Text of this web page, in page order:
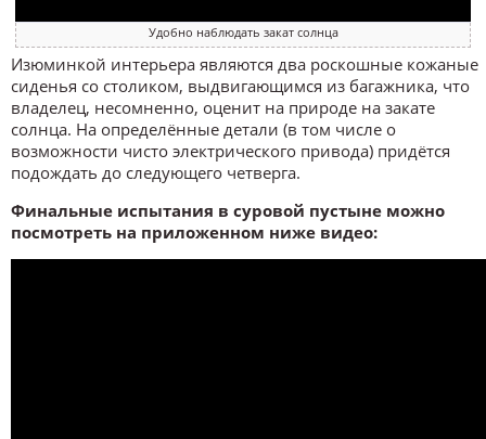
Удобно наблюдать закат солнца
Изюминкой интерьера являются два роскошные кожаные
сиденья со столиком, выдвигающимся из багажника, что
владелец, несомненно, оценит на природе на закате
солнца. На определённые детали (в том числе о
возможности чисто электрического привода) придётся
подождать до следующего четверга.
Финальные испытания в суровой пустыне можно
посмотреть на приложенном ниже видео: